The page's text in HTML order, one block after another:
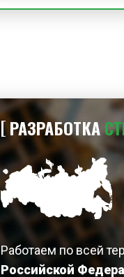
РАЗРАБОТКА
Работаем по всей
Российской